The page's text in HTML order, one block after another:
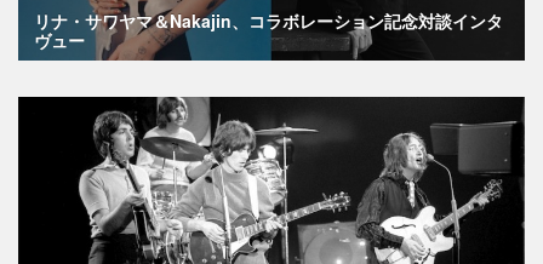
リナ・サワヤマ＆Nakajin、コラボレーション記念対談インタ
ヴュー